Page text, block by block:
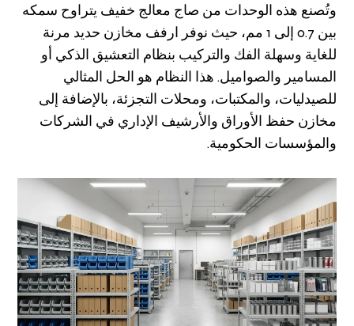
وتُصنع هذه الوحدات من صاج معالج خفيف يتراوح سمكه
بين 0.7 إلى 1 مم، حيث نوفر ارفف مخازن حديد مرنة
للغاية وسهلة الفك والتركيب بنظام التعشيق الذكي أو
المسامير والصواميل. هذا النظام هو الحل المثالي
للصيدليات، والمكتبات، ومحلات التجزئة، بالإضافة إلى
مخازن حفظ الأوراق والأرشيف الإداري في الشركات
والمؤسسات الحكومية.